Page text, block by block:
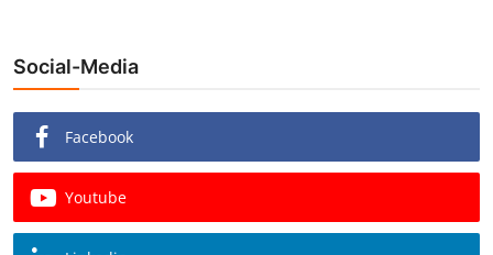
Redaktion
Beiträge
Vorproduktion
Social-Media
Facebook
Youtube